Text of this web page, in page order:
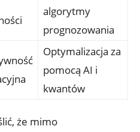
algorytmy
prognozowania
Optymalizacja za
pomocą AI i
kwantów
że mimo